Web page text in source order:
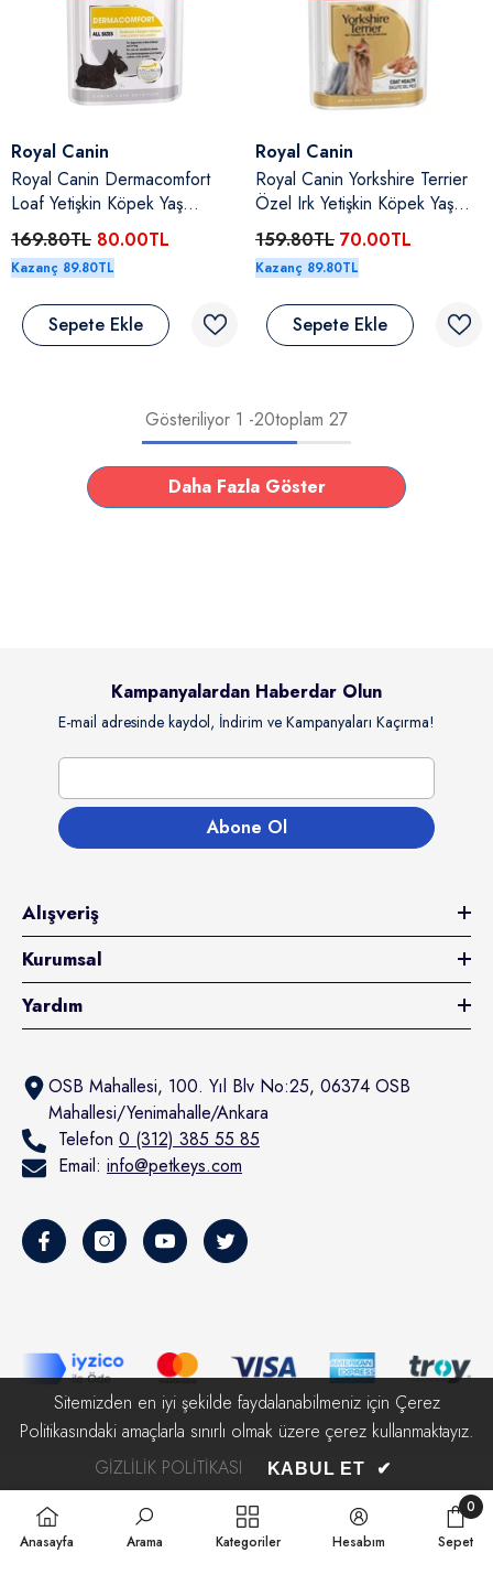
Satıcı:
Royal Canin
Royal Canin Dermacomfort
Loaf Yetişkin Köpek Yaş
Maması 85 Gr
169.80TL 80.00TL
Kazanç 89.80TL
Sepete Ekle
Satıcı:
Royal Canin
Royal Canin Yorkshire Terrier
Özel Irk Yetişkin Köpek Yaş
Maması 85 Gr
159.80TL 70.00TL
Kazanç 89.80TL
Sepete Ekle
Gösteriliyor 1 -20toplam 27
Daha Fazla Göster
Kampanyalardan Haberdar Olun
E-mail adresinde kaydol, İndirim ve Kampanyaları Kaçırma!
Abone Ol
Alışveriş
Kurumsal
Yardım
OSB Mahallesi, 100. Yıl Blv No:25, 06374 OSB
Mahallesi/Yenimahalle/Ankara
Telefon 0 (312) 385 55 85
Email: info@petkeys.com
© 2023 | Pet Keys | Tüm Hakları Saklıdır.
Anasayfa Arama Kategoriler Hesabım Sepet
0
0
Sitemizden en iyi şekilde faydalanabilmeniz için Çerez
Politikasındaki amaçlarla sınırlı olmak üzere çerez kullanmaktayız.
GIZLILIK POLITIKASI
KABUL ET ✔